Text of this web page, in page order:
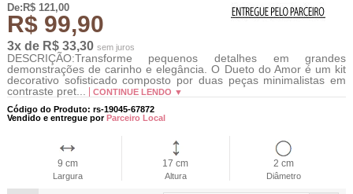
De:R$ 121,00
R$ 99,90
3x de R$ 33,30 sem juros
DESCRIÇÃO:Transforme pequenos detalhes em grandes
demonstrações de carinho e elegância. O Dueto do Amor é um kit
decorativo sofisticado composto por duas peças minimalistas em
contraste pret...
CONTINUE LENDO ▼
Código do Produto: rs-19045-67872
Vendido e entregue porParceiro Local
9 cm
Largura
17 cm
Altura
2 cm
Diâmetro